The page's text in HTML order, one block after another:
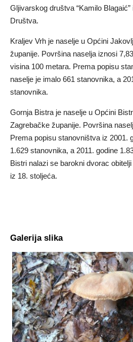
Gljivarskog društva “Kamilo
Društva.
Kraljev Vrh je naselje u Općini
županije. Površina naselja iznosi
visina 100 metara. Prema popisu
naselje je imalo 661 stanovnika, a
stanovnika.
Gornja Bistra je naselje u Općini
Zagrebačke županije. Površina
Prema popisu stanovništva iz 2001.
1.629 stanovnika, a 2011. godine
Bistri nalazi se barokni dvorac
iz 18. stoljeća.
Galerija slika